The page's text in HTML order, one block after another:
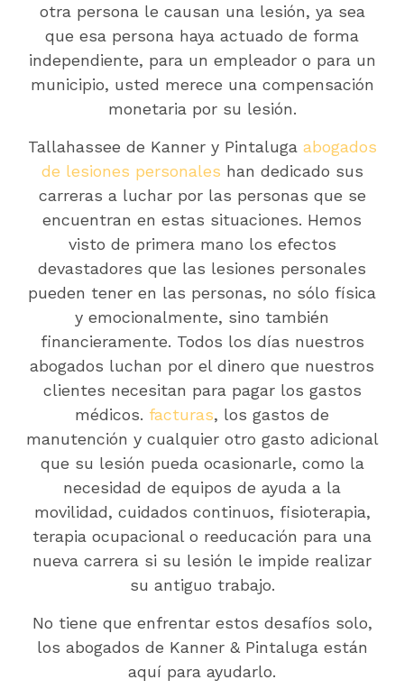
otra persona le causan una lesión, ya sea
que esa persona haya actuado de forma
independiente, para un empleador o para un
municipio, usted merece una compensación
monetaria por su lesión.
Tallahassee de Kanner y Pintaluga abogados
de lesiones personales han dedicado sus
carreras a luchar por las personas que se
encuentran en estas situaciones. Hemos
visto de primera mano los efectos
devastadores que las lesiones personales
pueden tener en las personas, no sólo física
y emocionalmente, sino también
financieramente. Todos los días nuestros
abogados luchan por el dinero que nuestros
clientes necesitan para pagar los gastos
médicos. facturas, los gastos de
manutención y cualquier otro gasto adicional
que su lesión pueda ocasionarle, como la
necesidad de equipos de ayuda a la
movilidad, cuidados continuos, fisioterapia,
terapia ocupacional o reeducación para una
nueva carrera si su lesión le impide realizar
su antiguo trabajo.
No tiene que enfrentar estos desafíos solo,
los abogados de Kanner & Pintaluga están
aquí para ayudarlo.